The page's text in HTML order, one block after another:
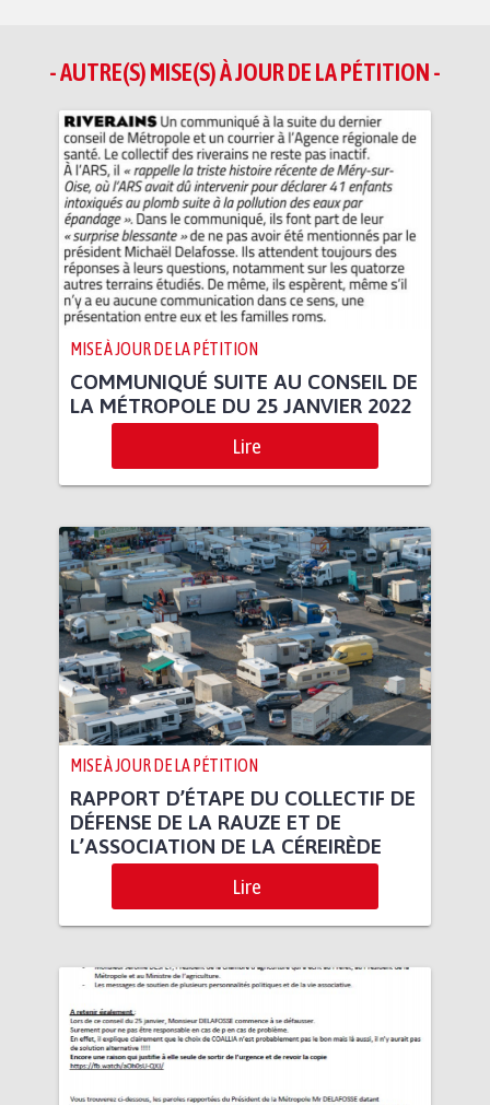
- AUTRE(S) MISE(S) À JOUR DE LA PÉTITION -
MISE À JOUR DE LA PÉTITION
COMMUNIQUÉ SUITE AU CONSEIL DE
LA MÉTROPOLE DU 25 JANVIER 2022
Lire
MISE À JOUR DE LA PÉTITION
RAPPORT D’ÉTAPE DU COLLECTIF DE
DÉFENSE DE LA RAUZE ET DE
L’ASSOCIATION DE LA CÉREIRÈDE
Lire